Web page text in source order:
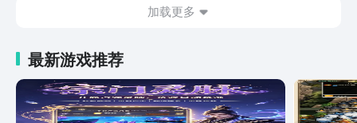
加载更多
最新游戏推荐